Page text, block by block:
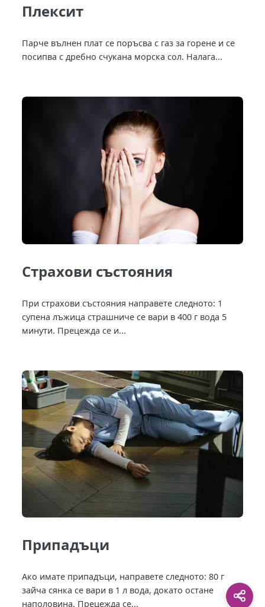
Плексит
Парче вълнен плат се поръсва с газ за горене и се
посипва с дребно счукана морска сол. Налага...
Страхови състояния
При страхови състояния направете следното: 1
супена лъжица страшниче се вари в 400 г вода 5
минути. Прецежда се и...
Припадъци
Ако имате припадъци, направете следното: 80 г
зайча сянка се вари в 1 л вода, докато остане
наполовина. Прецежда се...